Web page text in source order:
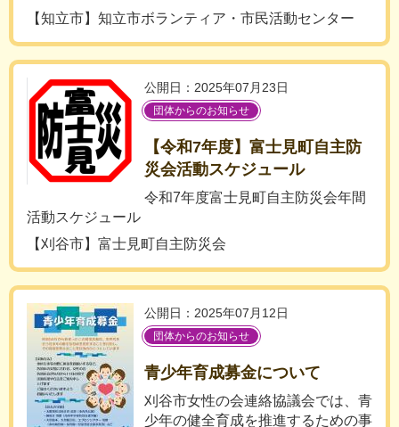
【知立市】知立市ボランティア・市民活動センター
公開日：2025年07月23日
団体からのお知らせ
【令和7年度】富士見町自主防
災会活動スケジュール
令和7年度富士見町自主防災会年間
活動スケジュール
【刈谷市】富士見町自主防災会
公開日：2025年07月12日
団体からのお知らせ
青少年育成募金について
刈谷市女性の会連絡協議会では、青
少年の健全育成を推進するための事